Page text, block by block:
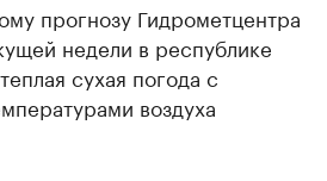
прогнозу Гидрометцентра
недели в республике
сухая погода с
воздуха